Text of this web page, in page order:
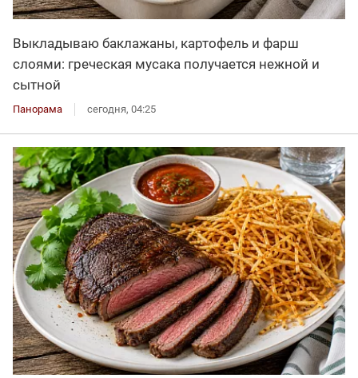
Выкладываю баклажаны, картофель и фарш
слоями: греческая мусака получается нежной и
сытной
Панорама сегодня, 04:25